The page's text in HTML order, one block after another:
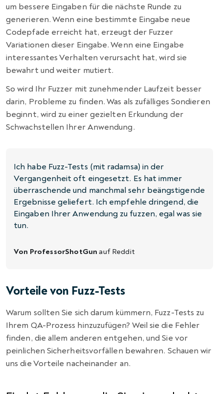
um bessere Eingaben für die nächste Runde zu
generieren. Wenn eine bestimmte Eingabe neue
Codepfade erreicht hat, erzeugt der Fuzzer
Variationen dieser Eingabe. Wenn eine Eingabe
interessantes Verhalten verursacht hat, wird sie
bewahrt und weiter mutiert.
So wird Ihr Fuzzer mit zunehmender Laufzeit besser
darin, Probleme zu finden. Was als zufälliges Sondieren
beginnt, wird zu einer gezielten Erkundung der
Schwachstellen Ihrer Anwendung.
Ich habe Fuzz-Tests (mit radamsa) in der
Vergangenheit oft eingesetzt. Es hat immer
überraschende und manchmal sehr beängstigende
Ergebnisse geliefert. Ich empfehle dringend, die
Eingaben Ihrer Anwendung zu fuzzen, egal was sie
tun.
Von ProfessorShotGun auf Reddit
Vorteile von Fuzz-Tests
Warum sollten Sie sich darum kümmern, Fuzz-Tests zu
Ihrem QA-Prozess hinzuzufügen? Weil sie die Fehler
finden, die allem anderen entgehen, und Sie vor
peinlichen Sicherheitsvorfällen bewahren. Schauen wir
uns die Vorteile nacheinander an.